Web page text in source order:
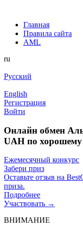
Главная
Правила сайта
AML
ru
Русский
English
Регистрация
Войти
Онлайн обмен
UAH по хорошему
Ежемесячный конкурс
Забери приз
Оставьте отзыв на
приза.
Подробнее
Участвовать →
ВНИМАНИЕ